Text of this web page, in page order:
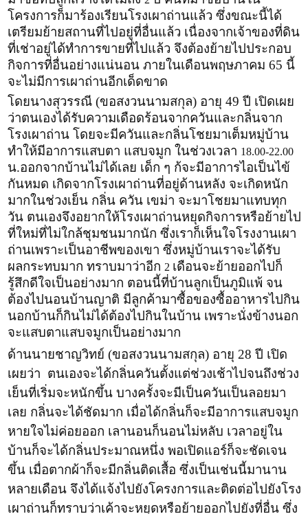
โครงการก็มาร้องเรียนโรงเผาถ่านแล้ว ซึ่งขณะนี้ได้
เตรียมย้ายสถานที่ไปอยู่ที่อื่นแล้ว เนื่องจากเจ้าของที่ดิน
ที่เช่าอยู่ได้ทำการขายที่ไปแล้ว จึงต้องย้ายไปประกอบ
กิจการที่อื่นอย่างแน่นอน ภายในเดือนพฤษภาคม 65 นี้
จะไม่มีการเผาถ่านอีกเด็ดขาด
โดยนางสุวรรณี (ขอสงวนนามสกุล) อายุ 49 ปี เปิดเผย
ว่าตนเองได้รับความเดือดร้อนจากควันและกลิ่นจาก
โรงเผาถ่าน โดยจะมีควันและกลิ่นโชยมาเต็มหมู่บ้าน
ทำให้มีอาการแสบตา แสบจมูก ในช่วงเวลา 18.00-22.00
น.ออกจากบ้านไม่ได้เลย เด็ก ๆ ก้จะมีอาการไอเป็นไข้
กันหมด เกิดจากโรงเผาถ่านที่อยู่ด้านหลัง จะเกิดหนัก
มากในช่วงเย็น กลิ่น ควัน เขม่า จะมาโชยมาแทบทุก
วัน ตนเองจึงอยากให้โรงเผาถ่านหยุดกิจการหรือย้ายไป
ที่ใหม่ที่ไม่ใกล้ชุมชนมากนัก ซึ่งเราก็เห็นใจโรงงานเผา
ถ่านเพราะเป็นอาชีพของเขา ซึ่งหมู่บ้านเราจะได้รับ
ผลกระทบมาก ทราบมาว่าอีก 2 เดือนจะย้ายออกไปก็
รู้สึกดีใจเป็นอย่างมาก ตอนนี้ที่บ้านลูกเป็นภูมิแพ้ จน
ต้องไปนอนบ้านญาติ มีลูกค้ามาซื้อของซื้ออาหารไปกิน
นอกบ้านก็กินไม่ได้ต้องไปกินในบ้าน เพราะนั่งข้างนอก
จะแสบตาแสบจมูกเป็นอย่างมาก
ด้านนายชาญวิทย์ (ขอสงวนนามสกุล) อายุ 28 ปี เปิด
เผยว่า ตนเองจะได้กลิ่นควันตั้งแต่ช่วงเช้าไปจนถึงช่วง
เย็นที่เริ่มจะหนักขึ้น บางครั้งจะมีเป็นควันเป็นลอยมา
เลย กลิ่นจะได้ชัดมาก เมื่อได้กลิ่นก็จะมีอาการแสบจมูก
หายใจไม่ค่อยออก เลานอนก็นอนไม่หลับ เวลาอยู่ใน
บ้านก็จะได้กลิ่นประมาณหนึ่ง พอเปิดแอร์ก็จะชัดเจน
ขึ้น เมื่อตากผ้าก็จะมีกลิ่นติดเสื้อ ซึ่งเป็นเช่นนี้มานาน
หลายเดือน จึงได้แจ้งไปยังโครงการและติดต่อไปยังโรง
เผาถ่านก็ทราบว่าเค้าจะหยุดหรือย้ายออกไปยังที่อื่น ซึ่ง